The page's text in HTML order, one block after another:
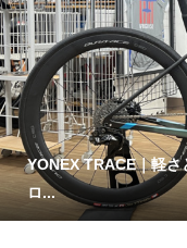
YONEX TRACE｜軽
ロ...